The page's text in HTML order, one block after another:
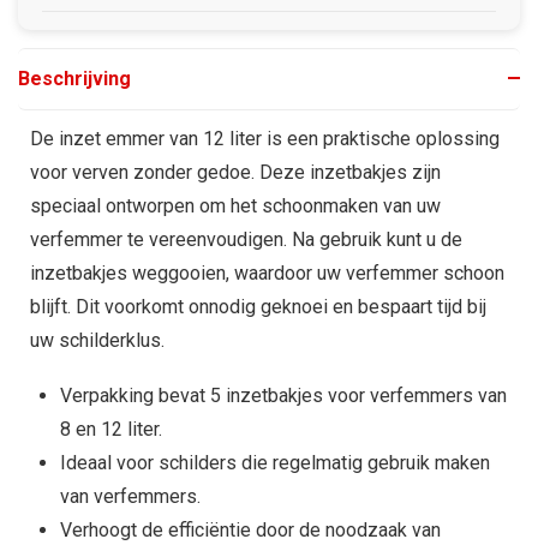
Beschrijving
De inzet emmer van 12 liter is een praktische oplossing
voor verven zonder gedoe. Deze inzetbakjes zijn
speciaal ontworpen om het schoonmaken van uw
verfemmer te vereenvoudigen. Na gebruik kunt u de
inzetbakjes weggooien, waardoor uw verfemmer schoon
blijft. Dit voorkomt onnodig geknoei en bespaart tijd bij
uw schilderklus.
Verpakking bevat 5 inzetbakjes voor verfemmers van
8 en 12 liter.
Ideaal voor schilders die regelmatig gebruik maken
van verfemmers.
Verhoogt de efficiëntie door de noodzaak van